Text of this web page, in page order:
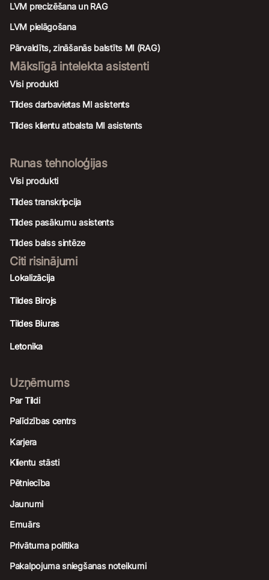
LVM precizēšana un RAG
LVM pielāgošana
Pārvaldīts, zināšanās balstīts MI (RAG)
Mākslīgā intelekta asistenti
Visi produkti
Tildes darbavietas MI asistents
Tildes klientu atbalsta MI asistents
Runas tehnoloģijas
Visi produkti
Tildes transkripcija
Tildes pasākumu asistents
Tildes balss sintēze
Citi risinājumi
Lokalizācija
Tildes Birojs
Tildes Biuras
Letonika
Uzņēmums
Par Tildi
Palīdzības centrs
Karjera
Klientu stāsti
Pētniecība
Jaunumi
Emuārs
Privātuma politika
Pakalpojuma sniegšanas noteikumi